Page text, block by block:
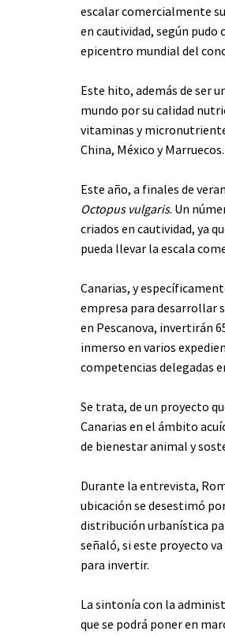
escalar comercialmente
en cautividad, según pudo
epicentro mundial del
Este hito, además de ser
mundo por su calidad
vitaminas y
China, México y Marruecos.
Este año, a finales de
Octopus vulgaris. Un
criados en cautividad, ya
pueda llevar la escala
Canarias, y
empresa para desarrollar
en Pescanova, invertirán
inmerso en varios
competencias delegadas
Se trata, de un proyecto
Canarias en el ámbito
de bienestar animal y
Durante la entrevista,
ubicación se desestimó
distribución urbanística
señaló, si este proyecto
para invertir.
La sintonía con la
que se podrá poner en